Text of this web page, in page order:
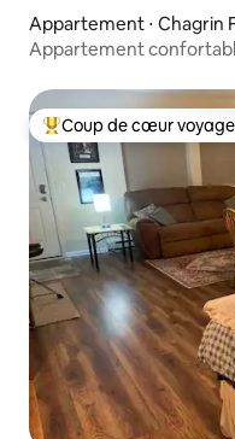
Appartement ⋅ Chagrin
Appartement
Coups de cœur
Coup de cœur